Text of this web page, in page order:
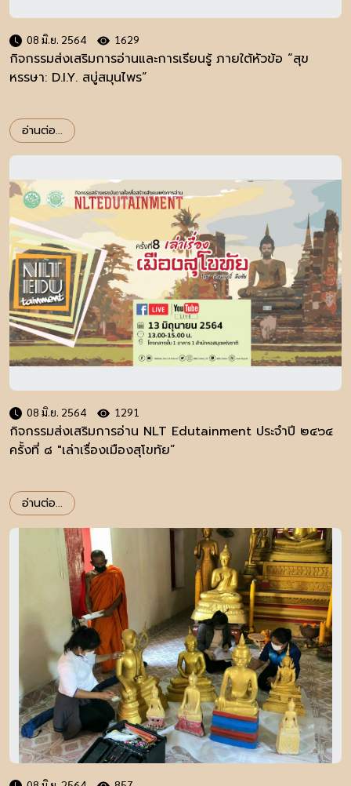
08 มิ.ย. 2564 1629
กิจกรรมส่งเสริมการอ่านและการเรียนรู้ ภายใต้หัวข้อ “สุข
หรรษา: D.I.Y. สบู่สมุนไพร”
อ่านต่อ...
08 มิ.ย. 2564 1291
กิจกรรมส่งเสริมการอ่าน NLT Edutainment ประจำปี ๒๔๖๔
ครั้งที่ ๘ "เล่าเรื่องเมืองสุโขทัย”
อ่านต่อ...